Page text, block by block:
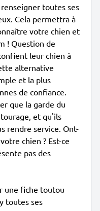
toutes ses
Cela permettra à
votre chien et
! Question de
leur chien à
alternative
et la plus
de confiance.
que la garde du
et qu'ils
rendre service. Ont-
chien ? Est-ce
pas des
une fiche toutou
toutes ses